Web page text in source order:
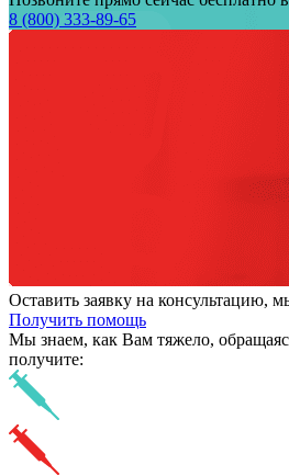
8 (800) 333-89-65
Оставить заявку на консультацию,
Получить помощь
Мы знаем, как Вам тяжело,
получите: